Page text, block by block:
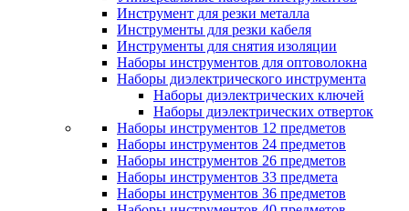
Инструмент для резки металла
Инструменты для резки кабеля
Инструменты для снятия изоляции
Наборы инструментов для оптоволокна
Наборы диэлектрического инструмента
Наборы диэлектрических ключей
Наборы диэлектрических отверток
Наборы инструментов 12 предметов
Наборы инструментов 24 предметов
Наборы инструментов 26 предметов
Наборы инструментов 33 предмета
Наборы инструментов 36 предметов